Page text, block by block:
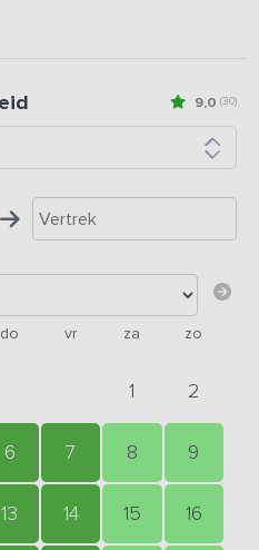
9,0 (30)
do vr za zo
1 2
6 7 8 9
13 14 15 16